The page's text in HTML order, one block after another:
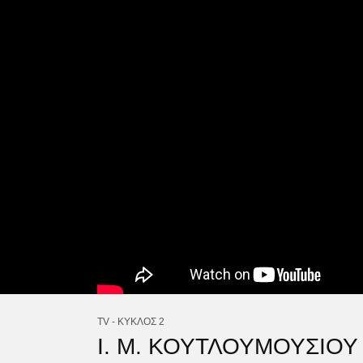
TV - ΚΥΚΛΟΣ 2
Ι. Μ. ΚΟΥΤΛΟΥΜΟΥΣΙΟΥ